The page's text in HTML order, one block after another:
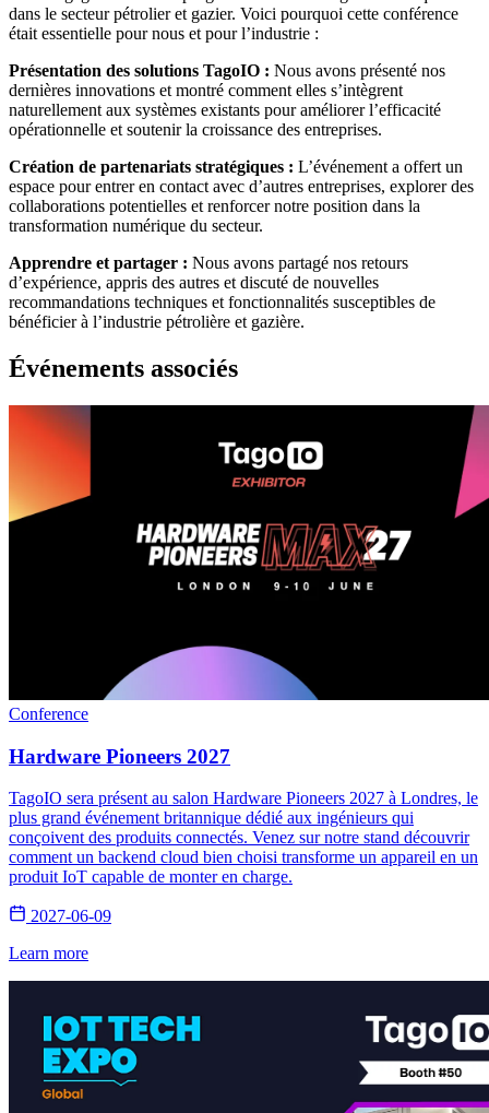
dans le secteur pétrolier et gazier. Voici pourquoi cette conférence
était essentielle pour nous et pour l’industrie :
Présentation des solutions TagoIO : Nous avons présenté nos
dernières innovations et montré comment elles s’intègrent
naturellement aux systèmes existants pour améliorer l’efficacité
opérationnelle et soutenir la croissance des entreprises.
Création de partenariats stratégiques : L’événement a offert un
espace pour entrer en contact avec d’autres entreprises, explorer des
collaborations potentielles et renforcer notre position dans la
transformation numérique du secteur.
Apprendre et partager : Nous avons partagé nos retours
d’expérience, appris des autres et discuté de nouvelles
recommandations techniques et fonctionnalités susceptibles de
bénéficier à l’industrie pétrolière et gazière.
Événements associés
Conference
Hardware Pioneers 2027
TagoIO sera présent au salon Hardware Pioneers 2027 à Londres, le
plus grand événement britannique dédié aux ingénieurs qui
conçoivent des produits connectés. Venez sur notre stand découvrir
comment un backend cloud bien choisi transforme un appareil en un
produit IoT capable de monter en charge.
2027-06-09
Learn more